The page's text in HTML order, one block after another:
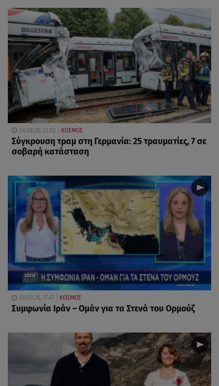
06.08.26, 22:02 ΚΟΣΜΟΣ
Σύγκρουση τραμ στη Γερμανία: 25 τραυματίες, 7 σε
σοβαρή κατάσταση
06.08.26, 17:43 ΚΟΣΜΟΣ
Συμφωνία Ιράν – Ομάν για τα Στενά του Ορμούζ